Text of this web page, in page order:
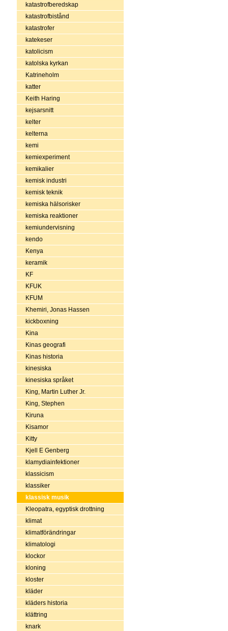
katastrofberedskap
katastrofbistånd
katastrofer
katekeser
katolicism
katolska kyrkan
Katrineholm
katter
Keith Haring
kejsarsnitt
kelter
kelterna
kemi
kemiexperiment
kemikalier
kemisk industri
kemisk teknik
kemiska hälsorisker
kemiska reaktioner
kemiundervisning
kendo
Kenya
keramik
KF
KFUK
KFUM
Khemiri, Jonas Hassen
kickboxning
Kina
Kinas geografi
Kinas historia
kinesiska
kinesiska språket
King, Martin Luther Jr.
King, Stephen
Kiruna
Kisamor
Kitty
Kjell E Genberg
klamydiainfektioner
klassicism
klassiker
klassisk musik
Kleopatra, egyptisk drottning
klimat
klimatförändringar
klimatologi
klockor
kloning
kloster
kläder
kläders historia
klättring
knark